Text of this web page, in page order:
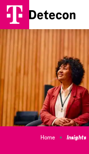
Home Insights